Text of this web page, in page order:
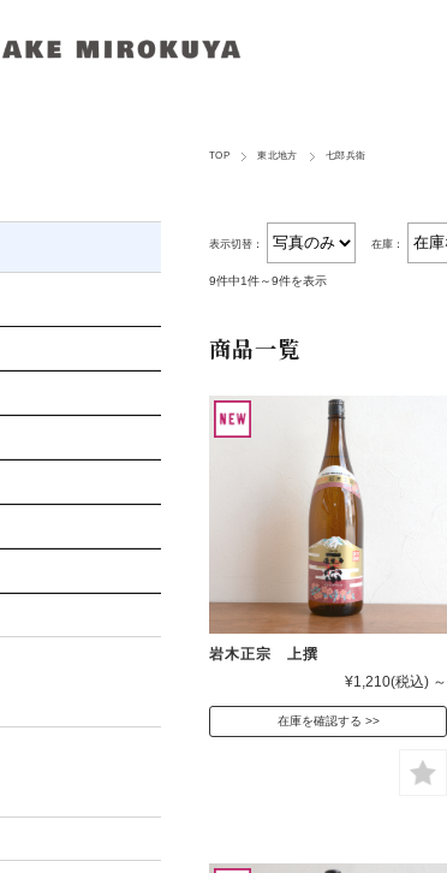
TOP 東北地方 七郎兵衛
表示切替： 在庫：
9件中1件～9件を表示
商品一覧
岩木正宗 上撰
¥1,210(税込) ～
在庫を確認する